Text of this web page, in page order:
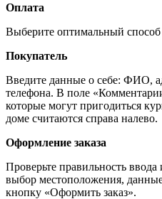
Оплата
Выберите оптимальный
Покупатель
Введите данные о себе: ФИО,
телефона. В поле
которые могут пригодиться
доме считаются справа налево.
Оформление заказа
Проверьте правильность
выбор местоположения,
кнопку «Оформить заказ».